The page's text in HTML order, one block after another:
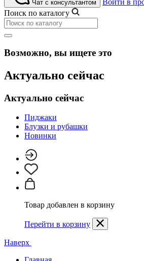
Чат с консультантом
Войти в
Поиск по каталогу
Возможно, вы ищете это
Актуально сейчас
Актуально сейчас
Пиджаки
Блузки и рубашки
Новинки
Товар добавлен в корзину
Перейти в корзину
Наверх